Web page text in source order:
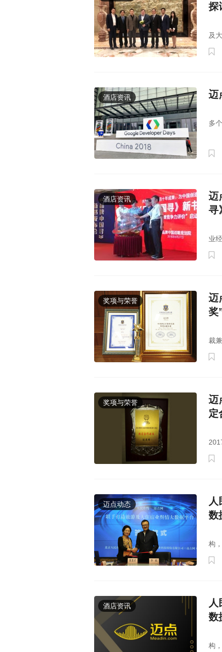
探
及
酒店资讯 迈
多
酒店资讯
迈
寻
业
奖项与荣誉
迈
奖
裁
奖项与荣誉
迈
定
迈点动态
数
构
酒店资讯
数
构